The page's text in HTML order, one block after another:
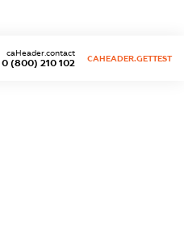
0 (800) 210 102
caHeader.contact
CAHEADER.GETTEST